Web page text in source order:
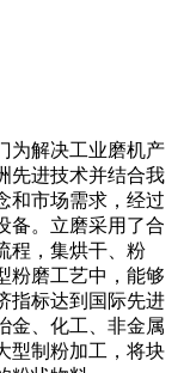
为解决工业磨机产
先进技术并结合我
和市场需求，经过
备。立磨采用了合
程，集烘干、粉
粉磨工艺中，能够
指标达到国际先进
金、化工、非金属
型制粉加工，将块